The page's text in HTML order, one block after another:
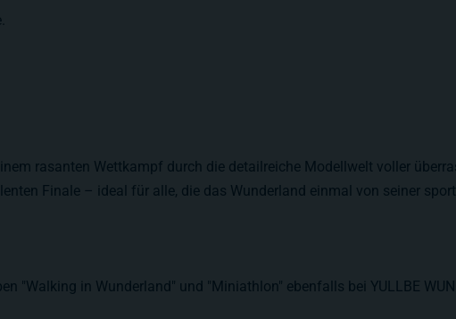
rasanten Wettkampf durch die detailreiche Modellwelt voller
Finale – ideal für alle, die das Wunderland einmal von seiner
"Walking in Wunderland" und "Miniathlon" ebenfalls bei YULLBE